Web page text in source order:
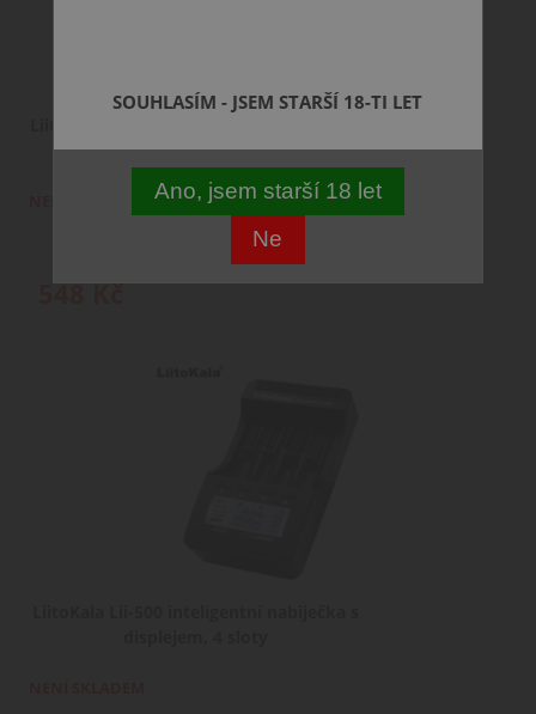
sloty
548Kč
SOUHLASÍM - JSEM STARŠÍ 18-TI LET
Ano, jsem starší 18 let
Ne